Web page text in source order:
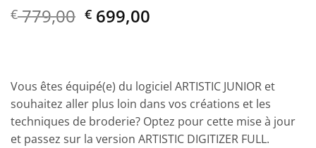
€779,00 Le
€ 779,00.
€ 699,00
€ 699,00.
Vous êtes équipé(e) du logiciel ARTISTIC JUNIOR et
souhaitez aller plus loin dans vos créations et les
techniques de broderie? Optez pour cette mise à jour
et passez sur la version ARTISTIC DIGITIZER FULL.